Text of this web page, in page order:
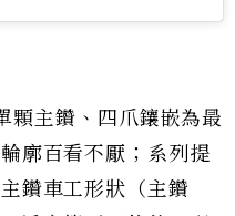
主鑽、四爪鑲嵌為最
廓百看不厭；系列提
鑽車工形狀（主鑽